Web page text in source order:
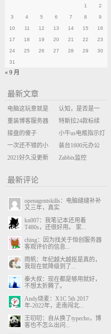
1 2
3 4 5 6 7 8 9
10 11 12 13 14 15 16
17 18 19 20 21 22 23
24 25 26 27 28 29 30
31
« 9 月
最新文章
电脑这玩意就是
缝缝补补的事
认知，是否是一
座大山？当架构
决策变成配置清
单比价
重装博客服务器
环境
特斯拉24款标续
Model Y 2万公里
使用体验
接盘的傻子
小牛us电瓶指示灯
闪三次不上电
一次还不错的小
米售后体验
装台1600元办公
主机
2021好久没更新
Zabbix监控
最新评论
openagentskills：电脑缝缝补补
又三年，真实
kn007：我笔记本还用着
T480s，还很好用。 家...
ching：因为找关于恒创服务器
客观评价的信息...
雨帆：年纪越大越抠是真的，
我现在就降级到了...
秦大叔：现在都是够用就好，
不想太折腾了。
Andy烧麦：X1C 5th 2017
年-2022年，走南闯北...
王叨叨：自从换了typecho，博
客也不怎么出问...